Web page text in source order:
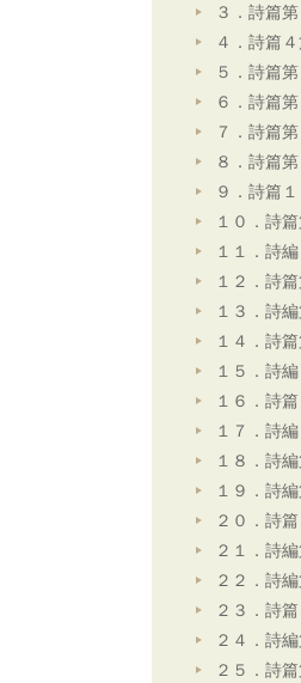
３．詩篇
４．詩篇
５．詩篇
６．詩篇
７．詩篇
８．詩篇
９．詩篇
１０．詩
１１．詩
１２．詩
１３．詩
１４．詩
１５．詩
１６．詩
１７．詩
１８．詩
１９．詩
２０．詩
２１．詩
２２．詩
２３．詩
２４．詩
２５．詩